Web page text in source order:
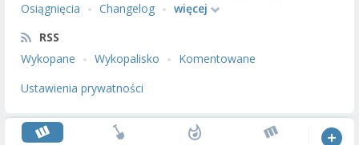
Osiągnięcia
Changelog
więcej
RSS
Wykopane
Wykopalisko
Komentowane
Ustawienia prywatności